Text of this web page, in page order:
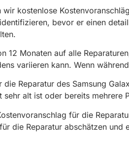
kostenlose
bevor er einen
12 Monaten auf alle
variieren kann. Wenn
Reparatur des Samsung
sehr alt ist oder bereits
für die
die Reparatur abschätzen